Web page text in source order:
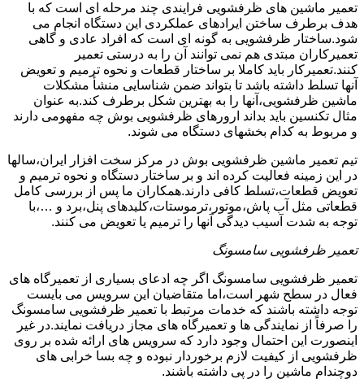
تعمیر ماشین های ظرفشویی فرایندی چند مرحله ای است که با
هدف برطرف ساختن ایرادهای عملکردی این دستگاه انجام می
شود.ساختار ظرفشویی به گونه ای است که افراد عادی و گاهی
تعمیرکاران مبتدی هم نمی توانند آن را به درستی تعمیر
کنند.تعمیرکار باید کاملا بر ساختار قطعات و نحوه ترمیم و تعویض
آنها تسلط داشته باشد تا بتواند ضمن شناسایی منشأ مشکلات
ماشین ظرفشویی،آنها را به بهترین شکل برطرف کند.به عنوان
مثال تکنسین باید بداند ارورهای ظرفشویی بوش چه مفهومی دارند
و مربوط به کدام بخشهای دستگاه می شوند.
تیم تعمیر ماشین ظرفشویی بوش در مرکز سخت افزار ایران،سالها
در این زمینه فعالیت کرده اند و بر ساختار دستگاه و نحوه ترمیم و
تعویض قطعات،تسلط کافی دارند.همکاران ما پس از بررسی کامل
قطعاتی مثل آب پاش،موتور،ترموستات،کلیدهای پنل،برد و …،با
توجه به شدت آسیب دیدگی آنها را ترمیم یا تعویض می کنند.
تعمیر ظرفشویی سامسونگ
تعمیر ظرفشویی سامسونگ اگر چه ادعای بسیاری از تعمیرگاه های
فعال در سطح شهر است،اما متقاضیان این سرویس می بایست
توجه داشته باشند که خدمات مرتبط با تعمیر ظرفشویی سامسونگ
را صرفاً از نمایندگی ها و تعمیرگاه های مجاز دریافت نمایند.در غیر
اینصورت این احتمال وجود دارد که سرویس های ارائه شده بر روی
ظرفشویی از کیفیت لازم برخوردار نبوده و چه بسا خرابی های
دوچندام ماشین را در پی داشته باشند.